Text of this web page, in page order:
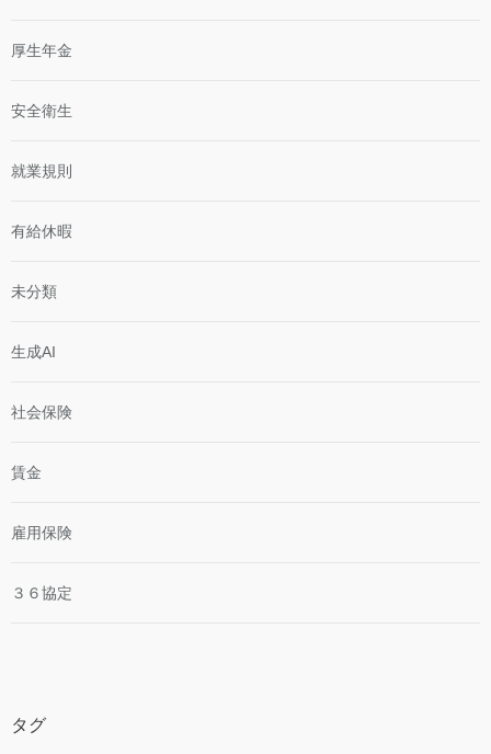
厚生年金
安全衛生
就業規則
有給休暇
未分類
生成AI
社会保険
賃金
雇用保険
３６協定
タグ